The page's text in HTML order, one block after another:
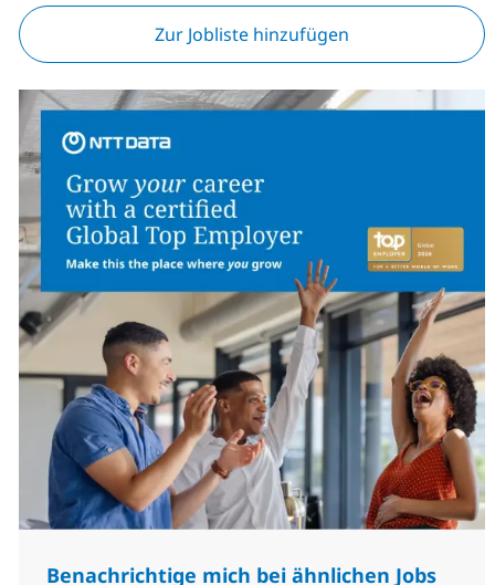
Zur Jobliste hinzufügen
Benachrichtige mich bei ähnlichen Jobs